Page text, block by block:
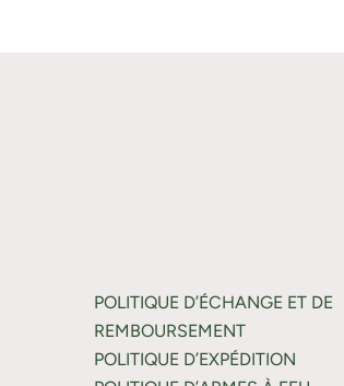
POLITIQUE D’ÉCHANGE ET DE
REMBOURSEMENT
POLITIQUE D’EXPÉDITION